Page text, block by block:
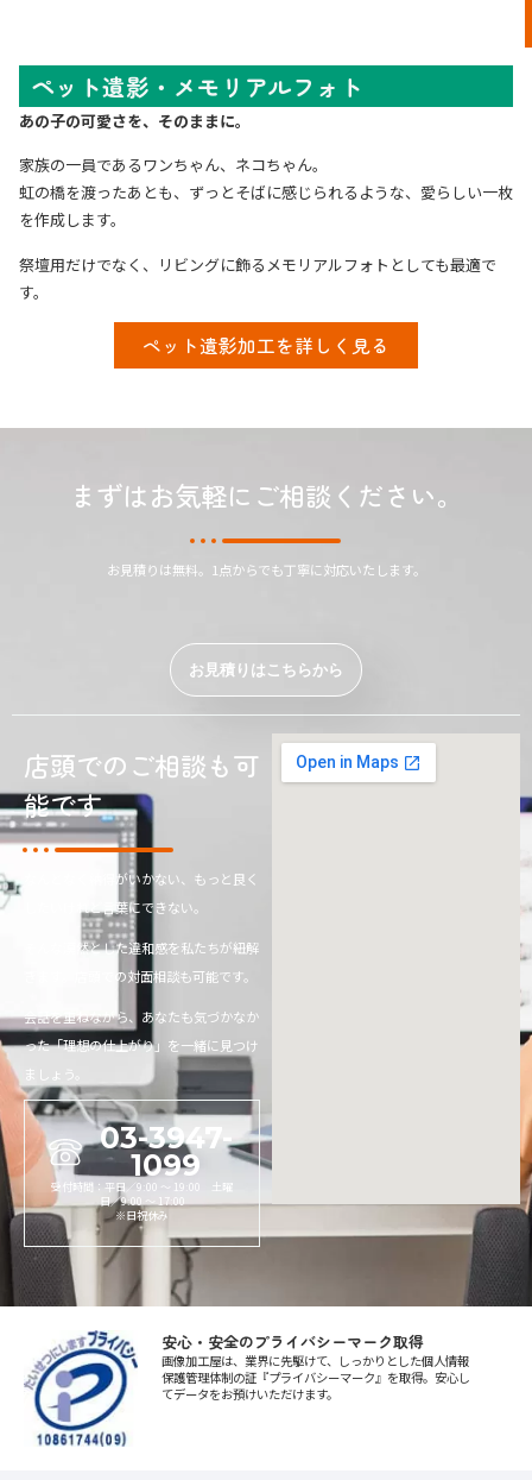
ペット遺影・メモリアルフォト
あの子の可愛さを、そのままに。
家族の一員であるワンちゃん、ネコちゃん。
虹の橋を渡ったあとも、ずっとそばに感じられるような、愛らしい一枚
を作成します。
祭壇用だけでなく、リビングに飾るメモリアルフォトとしても最適で
す。
ペット遺影加工を詳しく見る
まずはお気軽にご相談ください。
お見積りは無料。1点からでも丁寧に対応いたします。
お見積りはこちらから
店頭でのご相談も可
能です
なんとなく納得がいかない、もっと良く
したいけれど言葉にできない。
そんな漠然とした違和感を私たちが紐解
きます。店頭での対面相談も可能です。
会話を重ねながら、あなたも気づかなか
った「理想の仕上がり」を一緒に見つけ
ましょう。
03-3947-
1099
受付時間：平日／9:00 〜 19:00 土曜
日／9:00 〜 17:00
※日祝休み
安心・安全のプライバシーマーク取得
画像加工屋は、業界に先駆けて、しっかりとした個人情報
保護管理体制の証『プライバシーマーク』を取得。安心し
てデータをお預けいただけます。